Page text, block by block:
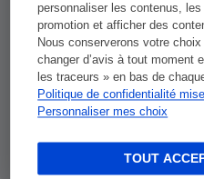
personnaliser les contenus,
promotion et afficher des
Nous conserverons votre
changer d’avis à tout moment
les traceurs » en bas de
Politique de confidentialité
Personnaliser mes choix
TOUT